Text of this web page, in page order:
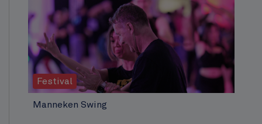
Festival
Manneken Swing